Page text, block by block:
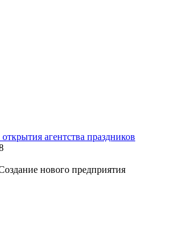
агентства праздников
нового предприятия